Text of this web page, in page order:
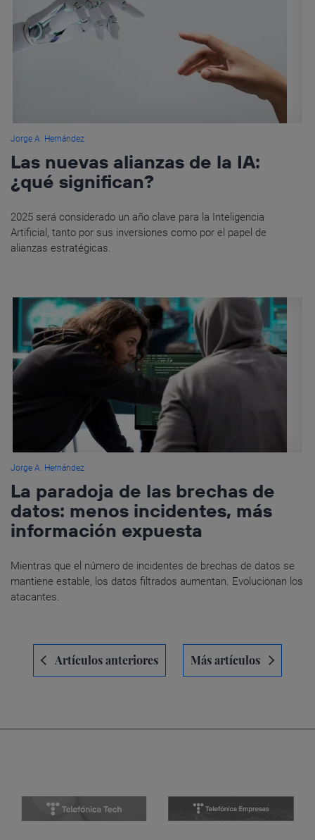
Jorge A. Hernández
Las nuevas alianzas de la IA:
¿qué significan?
2025 será considerado un año clave para la Inteligencia
Artificial, tanto por sus inversiones como por el papel de
alianzas estratégicas.
Jorge A. Hernández
La paradoja de las brechas de
datos: menos incidentes, más
información expuesta
Mientras que el número de incidentes de brechas de datos se
mantiene estable, los datos filtrados aumentan. Evolucionan los
atacantes.
Navegación
entradas
Artículos anteriores Más artículos